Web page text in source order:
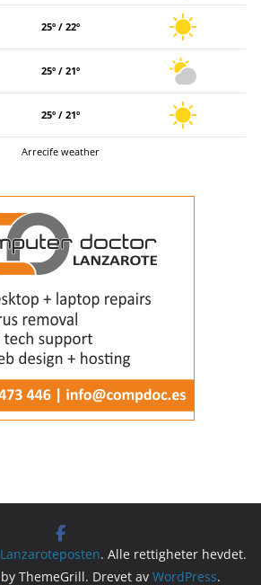
25º / 22º
25º / 21º
25º / 21º
Arrecife weather
Lanzaroteposten. Alle rettigheter hevdet.
by ThemeGrill. Drevet av WordPress.